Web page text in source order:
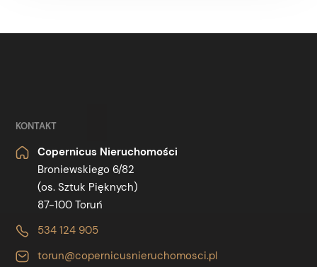
KONTAKT
Copernicus Nieruchomości
Broniewskiego 6/82
(os. Sztuk Pięknych)
87-100 Toruń
534 124 905
torun@copernicusnieruchomosci.pl